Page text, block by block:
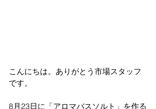
こんにちは。ありがとう市場スタッフ
です。
8月23日に「アロマバスソルト」を作る